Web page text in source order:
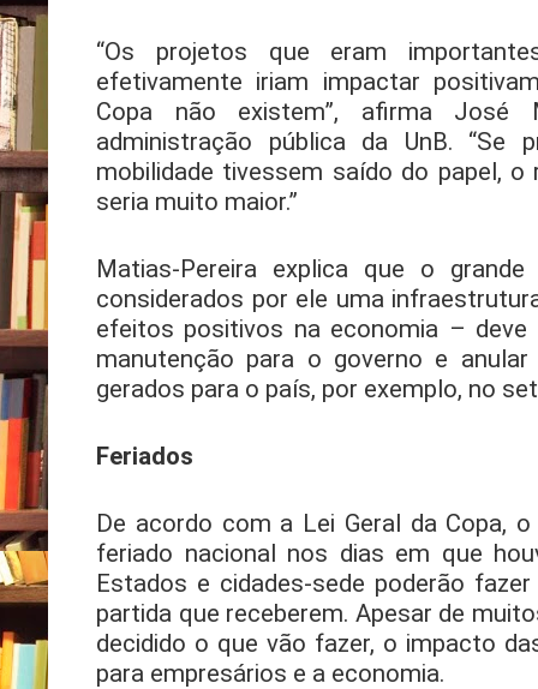
“Os projetos que eram
efetivamente iriam impactar
Copa não existem”, afirma José
administração pública da UnB. “Se
mobilidade tivessem saído do papel,
seria muito maior.”
Matias-Pereira explica que o
considerados por ele uma
efeitos positivos na economia –
manutenção para o governo e
gerados para o país, por exemplo, no
Feriados
De acordo com a Lei Geral da Copa,
feriado nacional nos dias em que
Estados e cidades-sede poderão
partida que receberem. Apesar de
decidido o que vão fazer, o impacto
para empresários e a economia.